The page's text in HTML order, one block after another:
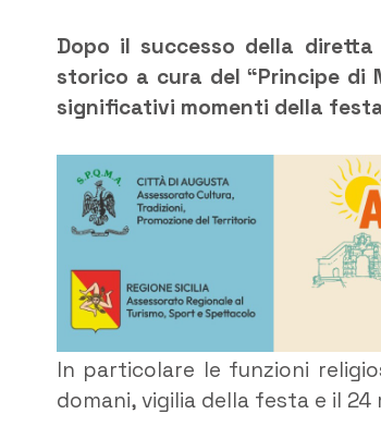
Dopo il successo della
storico a cura del “Principe di
significativi momenti della
In particolare le funzioni
domani, vigilia della festa e il